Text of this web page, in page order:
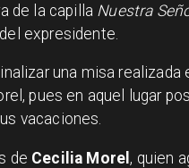
de la capilla Nuestra
expresidente.
una misa realizada
pues en aquel lugar
vacaciones.
de Cecilia Morel , quien